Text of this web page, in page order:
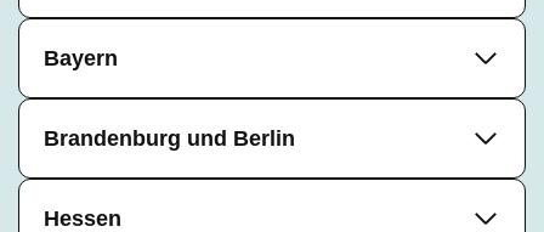
Bayern
Brandenburg und Berlin
Hessen